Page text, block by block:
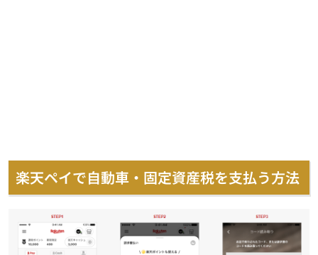
楽天ペイで自動車・固定資産税を支払う方法